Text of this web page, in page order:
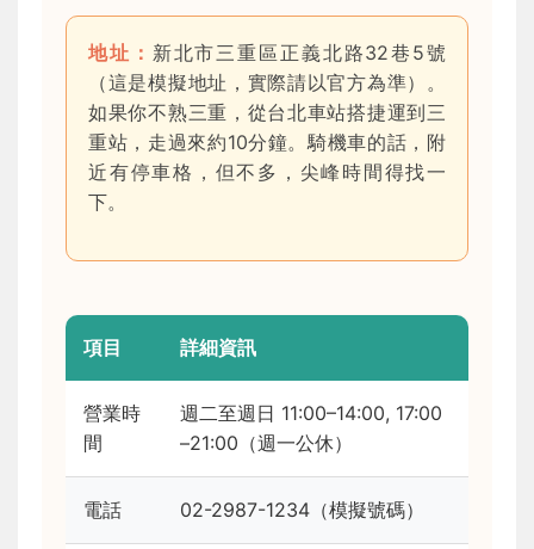
地址： 新北市三重區正義北路32巷5號
（這是模擬地址，實際請以官方為準）。
如果你不熟三重，從台北車站搭捷運到三
重站，走過來約10分鐘。騎機車的話，附
近有停車格，但不多，尖峰時間得找一
下。
項目 詳細資訊
營業時
間
週二至週日 11:00–14:00, 17:00
–21:00（週一公休）
電話 02-2987-1234（模擬號碼）